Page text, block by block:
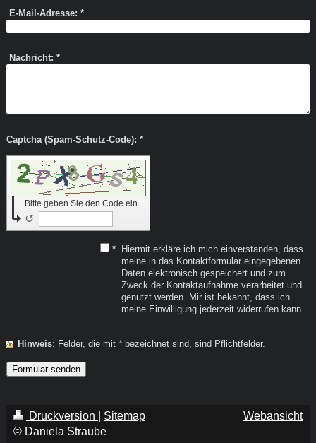
E-Mail-Adresse: *
Nachricht: *
Captcha (Spam-Schutz-Code): *
Bitte geben Sie den Code ein
↺
*
Hiermit erkläre ich mich einverstanden, dass
meine in das Kontaktformular eingegebenen
Daten elektronisch gespeichert und zum
Zweck der Kontaktaufnahme verarbeitet und
genutzt werden. Mir ist bekannt, dass ich
meine Einwilligung jederzeit widerrufen kann.
Hinweis : Felder, die mit *bezeichnet sind, sind Pflichtfelder.
Druckversion
Sitemap
© Daniela Straube
Webansicht